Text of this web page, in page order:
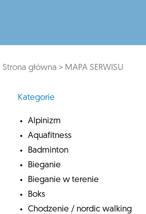
Strona główna > MAPA SERWISU
Kategorie
Alpinizm
Aquafitness
Badminton
Bieganie
Bieganie w terenie
Boks
Chodzenie / nordic walking